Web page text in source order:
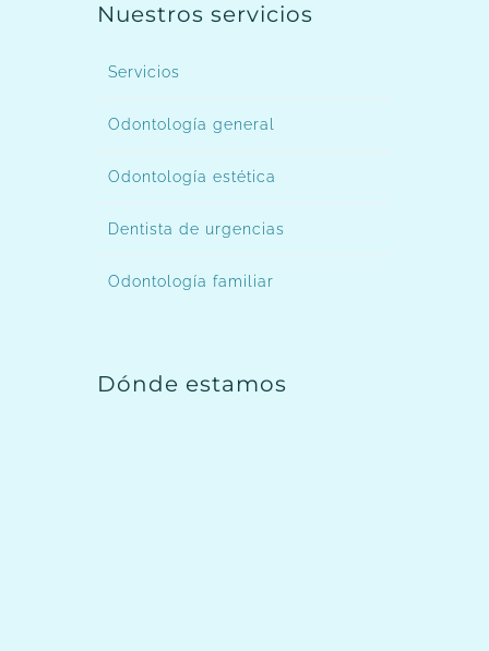
Nuestros servicios
Servicios
Odontología general
Odontología estética
Dentista de urgencias
Odontología familiar
Dónde estamos